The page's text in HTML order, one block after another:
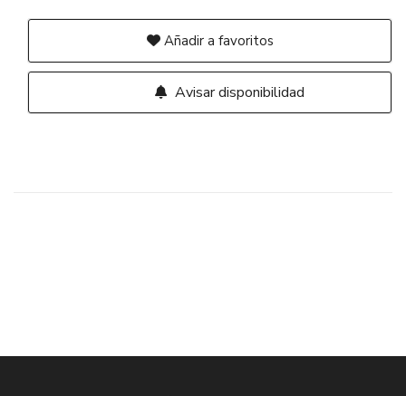
Añadir a favoritos
Avisar disponibilidad